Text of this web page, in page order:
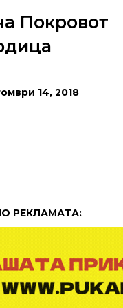
Покровот
14, 2018
РЕКЛАМАТА: